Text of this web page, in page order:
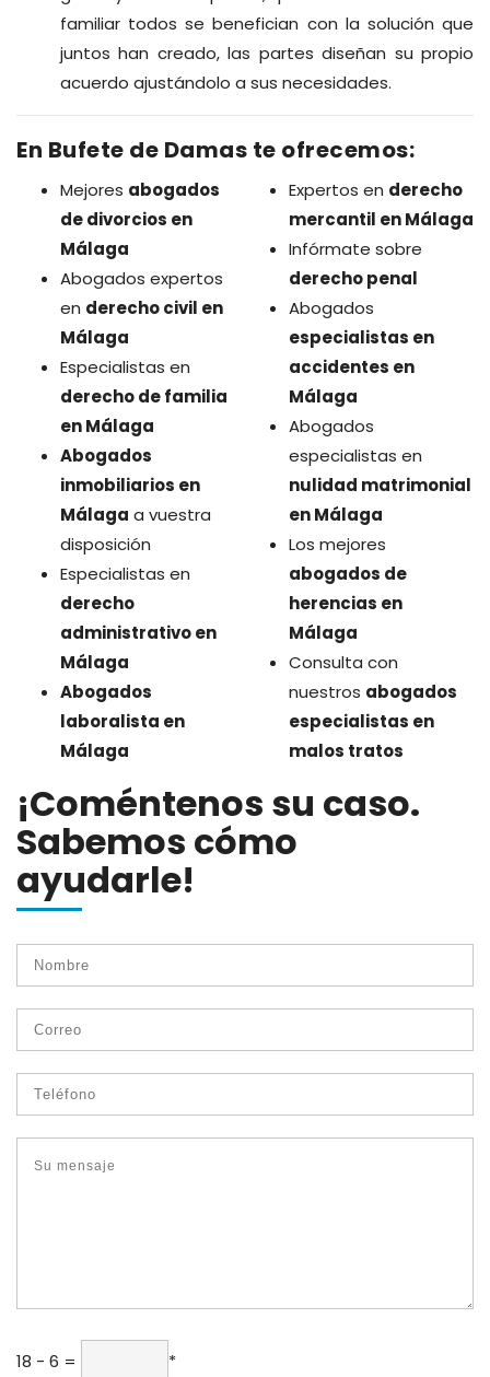
familiar todos se benefician con la solución que
juntos han creado, las partes diseñan su propio
acuerdo ajustándolo a sus necesidades.
En Bufete de Damas te ofrecemos:
Mejores abogados
de divorcios en
Málaga
Abogados expertos
en derecho civil en
Málaga
Especialistas en
derecho de familia
en Málaga
Abogados
inmobiliarios en
Málaga a vuestra
disposición
Especialistas en
derecho
administrativo en
Málaga
Abogados
laboralista en
Málaga
Expertos en derecho
mercantil en Málaga
Infórmate sobre
derecho penal
Abogados
especialistas en
accidentes en
Málaga
Abogados
especialistas en
nulidad matrimonial
en Málaga
Los mejores
abogados de
herencias en
Málaga
Consulta con
nuestros abogados
especialistas en
malos tratos
¡Coméntenos su caso.
Sabemos cómo
ayudarle!
418 - 6 = *